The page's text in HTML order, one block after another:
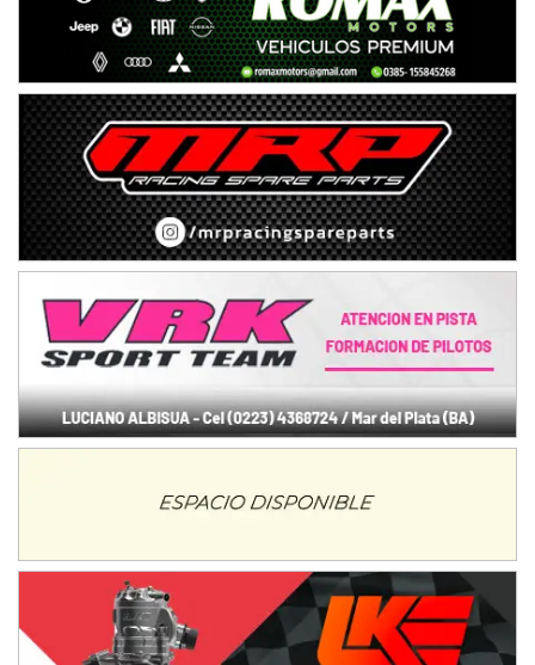
Ciudad de Avellaneda (Asfalto)
Avellaneda (Santa Fe)
SUR SANTAFESINO - F4
José Samuel Sánchez (Tierra)
Rufino (Santa Fe)
TUCUMANO - F5
Juan Navarro (Asfalto)
El Timbó (Tucumán)